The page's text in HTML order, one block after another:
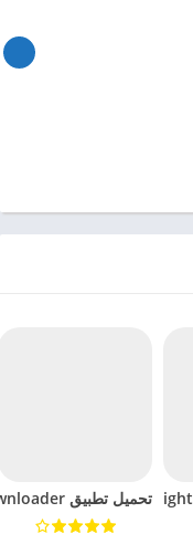
تحميل تطبيق mp4 video downloader مهكر للاندرويد 2024